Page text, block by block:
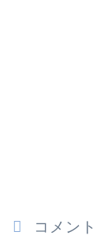
コメント